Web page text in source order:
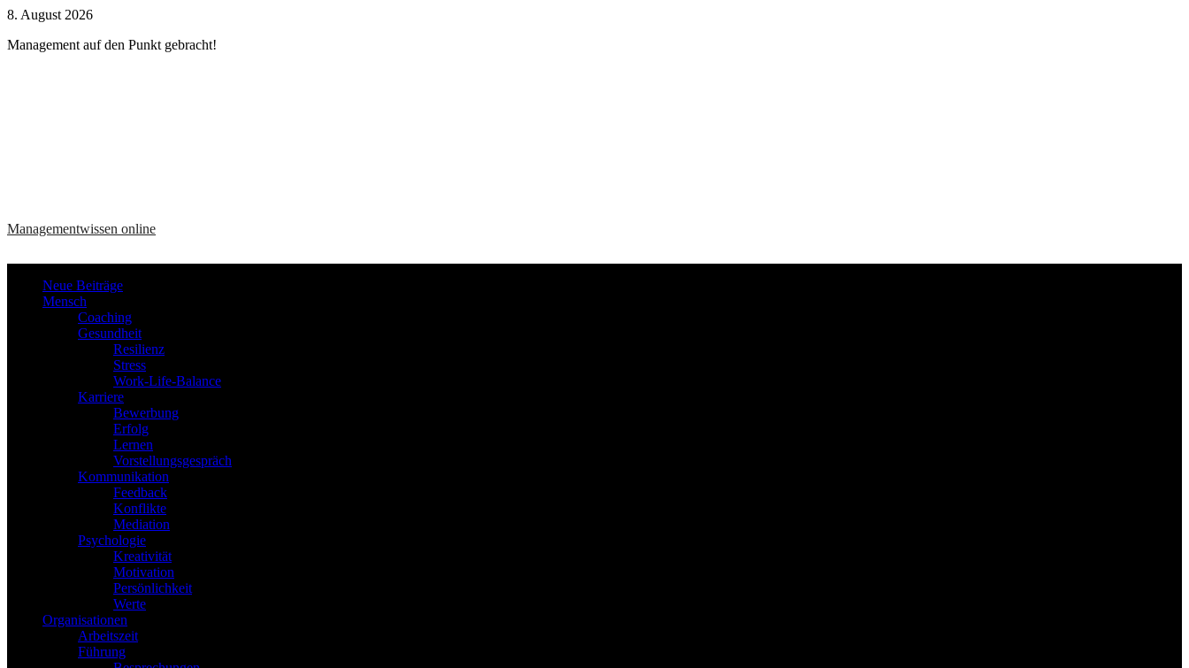
Zum
springen
8. August 2026
Management auf den Punkt gebracht!
Managementwissen online
Neue Beiträge
Mensch
Coaching
Gesundheit
Resilienz
Stress
Work-Life-Balance
Karriere
Bewerbung
Erfolg
Lernen
Vorstellungsgespräch
Kommunikation
Feedback
Konflikte
Mediation
Psychologie
Kreativität
Motivation
Persönlichkeit
Werte
Organisationen
Arbeitszeit
Führung